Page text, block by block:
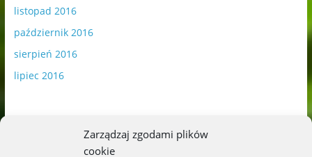
Zarządzaj zgodami plików
cookie
listopad 2016
październik 2016
sierpień 2016
lipiec 2016